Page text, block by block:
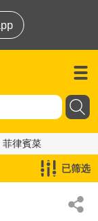
菲律賓菜
已筛选